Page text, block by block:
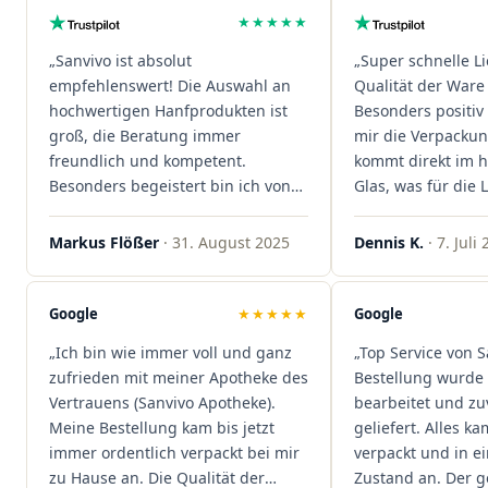
★★★★★
„Sanvivo ist absolut
empfehlenswert! Die Auswahl an
hochwertigen Hanfprodukten ist
groß, die Beratung immer
freundlich und kompetent.
Besonders begeistert bin ich von
der schnellen Rezeptannahme –
alles läuft unkompliziert und
sind extrem zügig, was mir jedes
Mal viel Zeit spart. Man merkt,
Kundenzufriedenheit an erster
Stelle stehen. Vielen Dank an das
Team von Sanvivo – ich bin
rundum begeistert!"
Markus Flößer · 31. August 2025
„Super schnelle
Qualität der
Besonders
mir die
kommt direkt im
Glas, was für die
ist. Ich bestelle
wieder!"
Dennis K. · 7. Juli
Google ★★★★★
„Ich bin wie immer voll und ganz
zufrieden mit meiner Apotheke des
Vertrauens (Sanvivo Apotheke).
Meine Bestellung kam bis jetzt
immer ordentlich verpackt bei mir
zu Hause an. Die Qualität der
Google
„Top Service von
Bestellung wurde
bearbeitet und
geliefert. Alles
verpackt und in
Zustand an. Der